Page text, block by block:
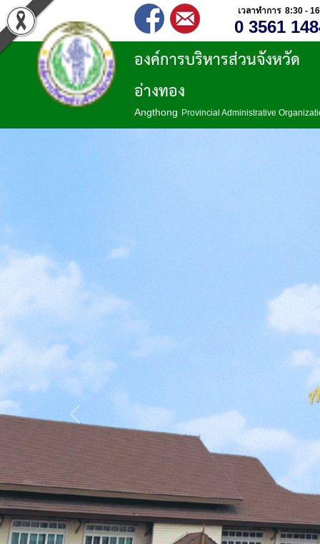
เวลาทำการ 8:30 -
0 3561
องค์การบริหารส่วนจังหวัด
อ่างทอง
Angthong Provincial Administrative
Previous